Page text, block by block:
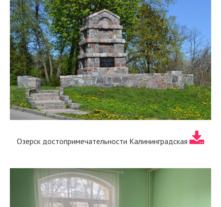
Озерск достопримечательности Калининградская